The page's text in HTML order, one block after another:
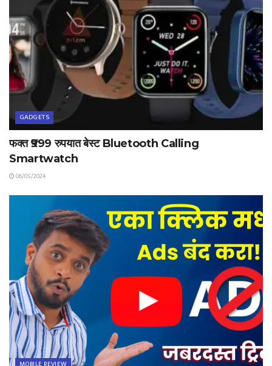
GADGETS
फक्त ₹999 रुपयात बेस्ट Bluetooth Calling
Smartwatch
06/05/2024